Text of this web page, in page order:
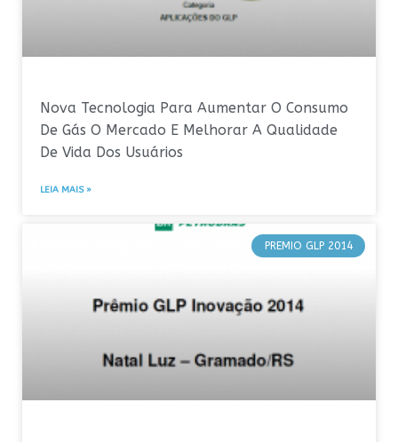
Nova Tecnologia Para Aumentar O Consumo
De Gás O Mercado E Melhorar A Qualidade
De Vida Dos Usuários
LEIA MAIS »
PREMIO GLP 2014